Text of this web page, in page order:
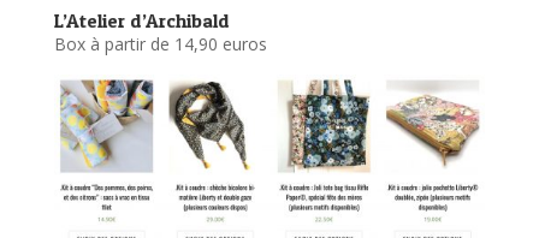
L’Atelier d’Archibald
Box à partir de 14,90 euros